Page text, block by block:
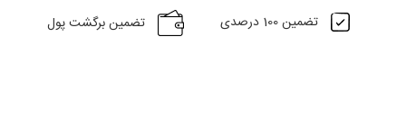
تضمین 100 درصدی تضمین برگشت پول